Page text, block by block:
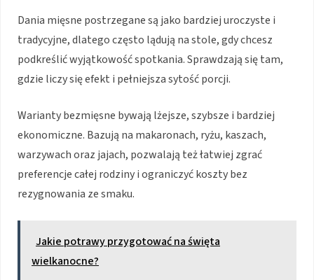
Dania mięsne postrzegane są jako bardziej uroczyste i
tradycyjne, dlatego często lądują na stole, gdy chcesz
podkreślić wyjątkowość spotkania. Sprawdzają się tam,
gdzie liczy się efekt i pełniejsza sytość porcji.
Warianty bezmięsne bywają lżejsze, szybsze i bardziej
ekonomiczne. Bazują na makaronach, ryżu, kaszach,
warzywach oraz jajach, pozwalają też łatwiej zgrać
preferencje całej rodziny i ograniczyć koszty bez
rezygnowania ze smaku.
Jakie potrawy przygotować na święta
wielkanocne?